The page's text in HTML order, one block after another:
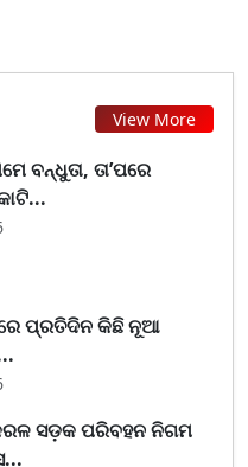
View More
ବନ୍ଧୁତା, ତା’ପରେ
ପ୍ରତିଦିନ କିଛି ନୂଆ
ସଡ଼କ ପରିବହନ ନିଗମ